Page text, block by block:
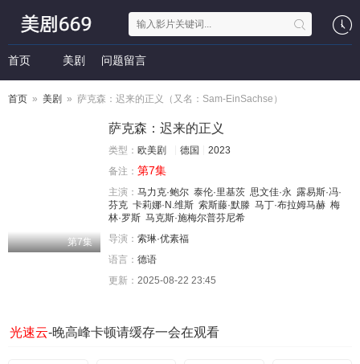
首页 美剧 问题留言
首页 » 美剧 » 萨克森：迟来的正义（又名：Sam-EinSachse）
第7集
萨克森：迟来的正义
类型： 欧美剧 德国
2023
备注： 第7集
主演： 马力克·鲍尔 泰伦·里基茨 思文佳·永 露易斯·冯·
芬克 卡莉娜·N.维斯 索斯藤·默滕 马丁·布拉姆马赫 梅
林·罗斯 马克斯·施梅尔普芬尼希
导演： 索琳·优素福
语言： 德语
更新： 2025-08-22 23:45
光速云-晚高峰卡顿请缓存一会在观看